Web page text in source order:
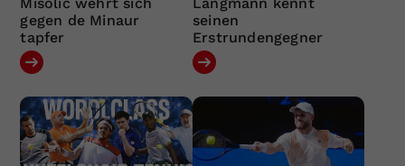
Misolic wehrt sich
gegen de Minaur
tapfer
Langmann kennt
seinen
Erstrundengegner